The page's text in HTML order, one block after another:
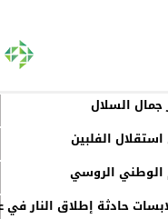
السلال
الفلبين
الوطني الروسي
حادثة إطلاق النار في